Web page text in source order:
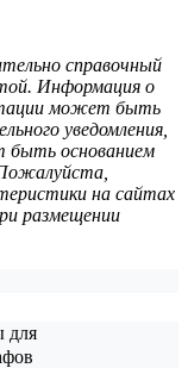
справочный
Информация о
может быть
уведомления,
основанием
на сайтах
размещении
для